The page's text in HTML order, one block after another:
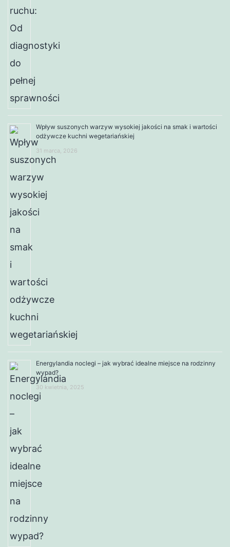
Wpływ suszonych warzyw wysokiej jakości na smak i wartości
odżywcze kuchni wegetariańskiej
31 marca, 2026
Energylandia noclegi – jak wybrać idealne miejsce na rodzinny
wypad?
30 kwietnia, 2025